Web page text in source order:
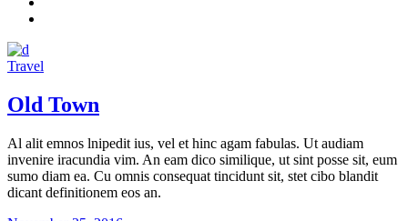
Travel
Old Town
Al alit emnos lnipedit ius, vel et hinc agam fabulas. Ut audiam
invenire iracundia vim. An eam dico similique, ut sint posse sit, eum
sumo diam ea. Cu omnis consequat tincidunt sit, stet cibo blandit
dicant definitionem eos an.